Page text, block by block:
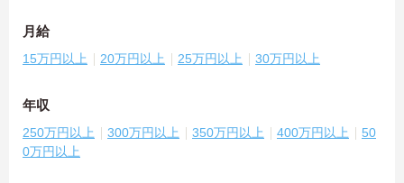
月給
15万円以上 20万円以上 25万円以上 30万円以上
年収
250万円以上 300万円以上 350万円以上 400万円以上
50
0万円以上